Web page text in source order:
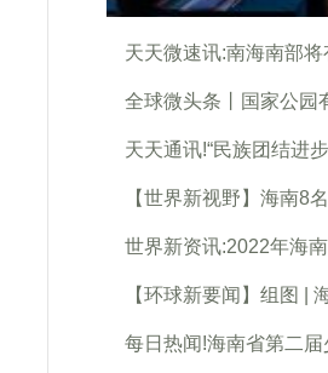
天天微速讯:南海南部
全球微头条丨国家公园
天天通讯!“民族团结进
【世界新视野】海南8
世界新资讯:2022年海
【环球新要闻】组图 |
每日热闻!海南省第二